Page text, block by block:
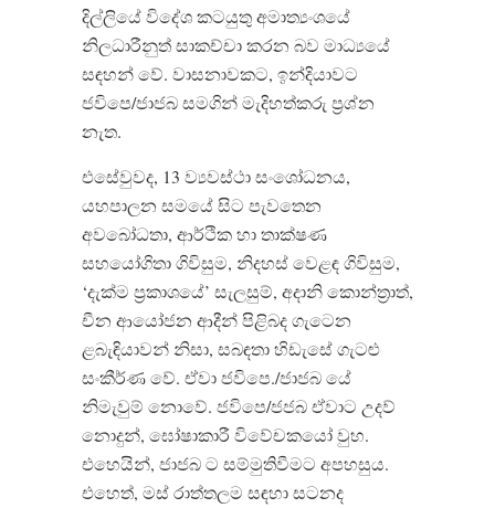
දිල්ලියේ විදේශ කටයුතු අමාත්‍යංශයේ
නිලධාරීනුත් සාකච්චා කරන බව මාධ්‍යයේ
සඳහන් වේ. වාසනාවකට, ඉන්දියාවට
ජවිපෙ/ජාජබ සමගින් මැදිහත්කරු ප්‍රශ්න
නැත.
එසේවුවද, 13 ව්‍යවස්ථා සංශෝධනය,
යහපාලන සමයේ සිට පැවතෙන
අවබෝධතා, ආර්ථික හා තාක්ෂණ
සහයෝගිතා ගිවිසුම, නිදහස් වෙළඳ ගිවිසුම,
‘දැක්ම ප්‍රකාශයේ’ සැලසුම්, අදානි කොන්ත්‍රාත්,
චීන ආයෝජන ආදීන් පිළිබද ගැටෙන
ළබැඳියාවන් නිසා, සබඳතා හිඩැසේ ගැටළු
සංකීර්ණ වේ. ඒවා ජවිපෙ./ජාජබ යේ
නිමැවුම් නොවේ. ජවිපෙ/ජජබ ඒවාට උදව්
නොදුන්, ඝෝෂාකාරී විවේචකයෝ වුහ.
එහෙයින්, ජාජබ ට සම්මුතිවීමට අපහසුය.
එහෙත්, මස් රාත්තලම සඳහා සටනද